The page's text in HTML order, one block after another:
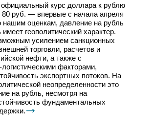
официальный курс доллара к рублю
руб. — впервые с начала апреля
нашим оценкам, давление на рубль
геополитический характер.
усилением санкционных
торговли, расчетов и
нефти, а также с
факторами,
экспортных потоков. На
неопределенности это
на рубль, несмотря на
фундаментальных